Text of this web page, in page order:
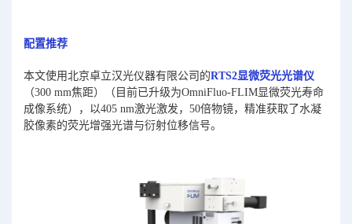
配置推荐
本文使用北京卓立汉光仪器有限公司的RTS2显微荧光光谱仪
（300 mm焦距）（目前已升级为OmniFluo-FLIM显微荧光寿命
成像系统），以405 nm激光激发，50倍物镜，精准获取了水凝
胶像素的荧光增强光谱与衍射位移信号。